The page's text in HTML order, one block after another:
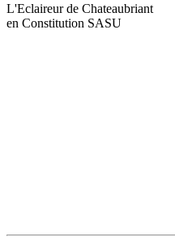
L'Eclaireur de Chateaubriant
en Constitution SASU